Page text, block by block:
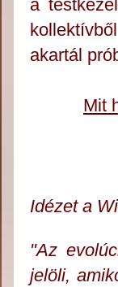
a
akartál
Mit
Idézet a
"Az
jelöli,